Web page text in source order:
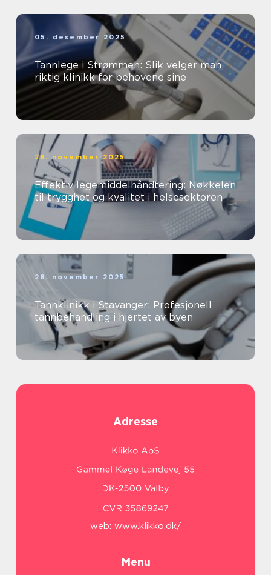
05. desember 2025
Tannlege i Strømmen: Slik velger man
riktig klinikk for behovene sine
28. november 2025
Effektiv legemiddelhåndtering: Nøkkelen
til trygghet og kvalitet i helsesektoren
28. november 2025
Tannklinikk i Stavanger: Profesjonell
tannbehandling i hjertet av byen
Adresse
web: www.klikko.dk/
Menu